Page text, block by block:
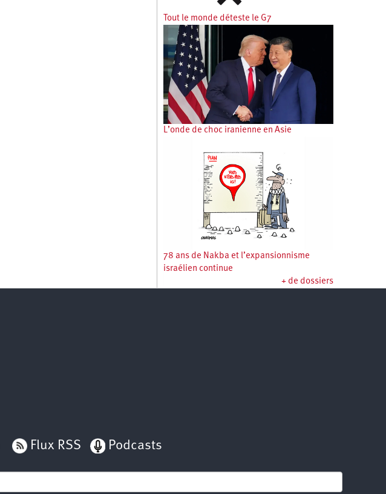
Tout le monde déteste le G7
L’onde de choc iranienne en Asie
78 ans de Nakba et l’expansionnisme
israélien continue
+ de dossiers
Flux RSS Podcasts